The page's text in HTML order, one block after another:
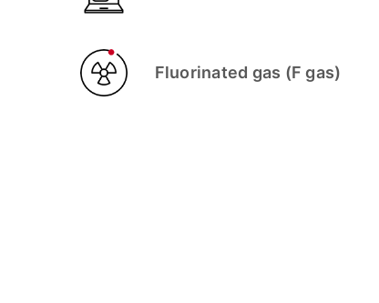
Fluorinated gas (F gas)